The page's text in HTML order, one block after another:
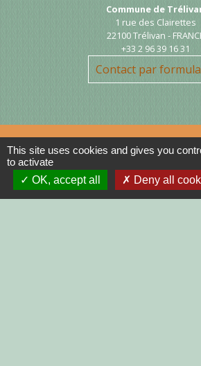
Commune de
1 rue des Clairettes
22100 Trélivan -
+33 2 96 39 16 31
Contact par
Liens
This site uses cookies and gives you
to activate
OK, accept all
Deny all